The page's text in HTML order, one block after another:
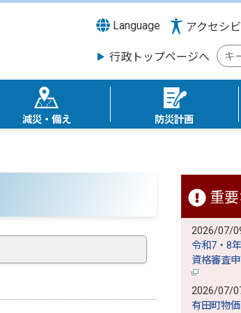
Language アクセシ
行政トップページへ
検
索
キ
ー
減災・備え 防災計画
重
2026/07/
令和7・8
資格審査
2026/07/
有田町物